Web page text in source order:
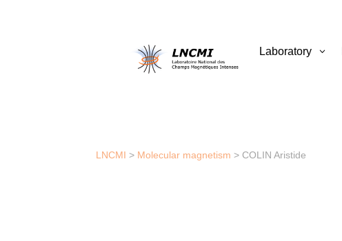
Laboratory
LNCMI > Molecular magnetism > COLIN Aristide